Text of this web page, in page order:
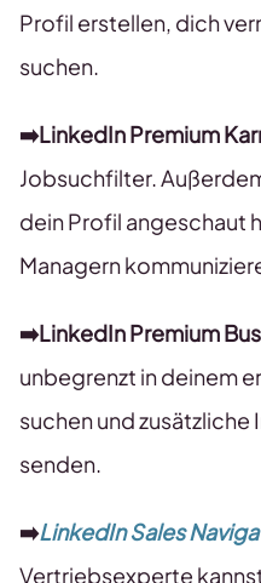
Profil erstellen, dich
suchen.
➡️LinkedIn Premium
Jobsuchfilter.
dein Profil angeschaut
Managern
➡️LinkedIn Premium
unbegrenzt in deinem
suchen und
senden.
➡️LinkedIn Sales
Vertriebsexperte